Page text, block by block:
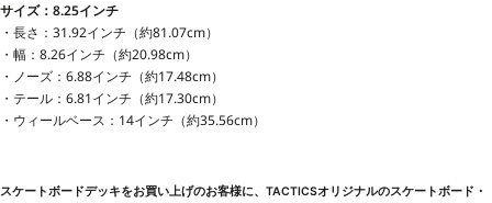
サイズ：8.25インチ
・長さ：31.92インチ（約81.07cm）
・幅：8.26インチ（約20.98cm）
・ノーズ：6.88インチ（約17.48cm）
・テール：6.81インチ（約17.30cm）
・ウィールベース：14インチ（約35.56cm）
スケートボードデッキをお買い上げのお客様に、TACTICSオリジナルのスケートボード・